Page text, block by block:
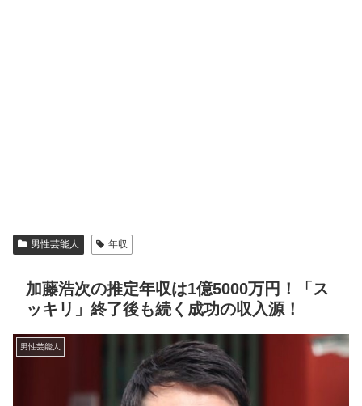
男性芸能人 年収
加藤浩次の推定年収は1億5000万円！「ス
ッキリ」終了後も続く成功の収入源！
男性芸能人